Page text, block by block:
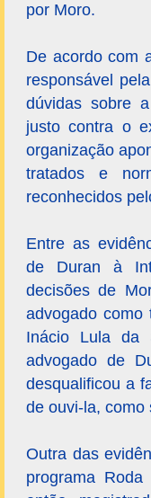
por Moro.
De acordo com
responsável
dúvidas sobre
justo contra o
organização
tratados e
reconhecidos
Entre as
de Duran à
decisões de
advogado como
Inácio Lula da
advogado de
desqualificou a
de ouvi-la, como
Outra das
programa